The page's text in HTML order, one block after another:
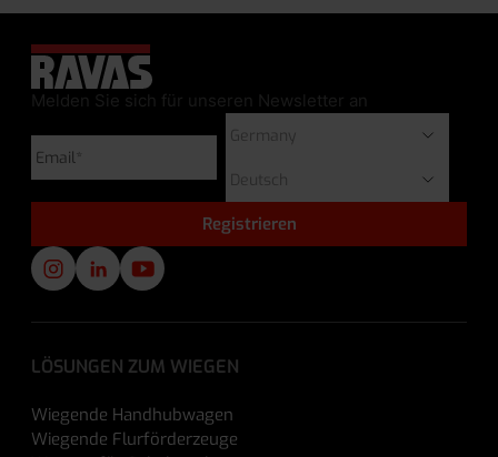
Melden Sie sich für unseren Newsletter an
LÖSUNGEN ZUM WIEGEN
Wiegende Handhubwagen
Wiegende Flurförderzeuge